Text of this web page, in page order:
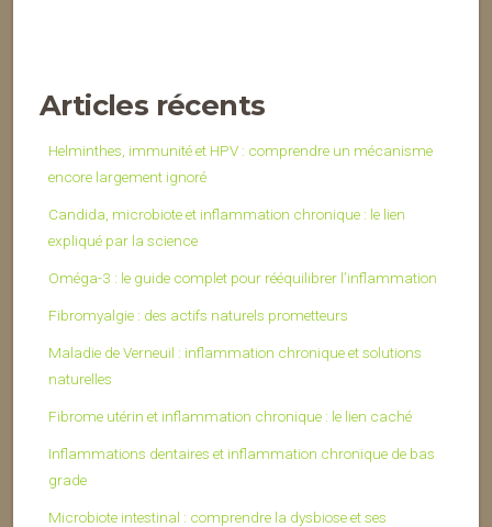
Articles récents
Helminthes, immunité et HPV : comprendre un mécanisme
encore largement ignoré
Candida, microbiote et inflammation chronique : le lien
expliqué par la science
Oméga-3 : le guide complet pour rééquilibrer l’inflammation
Fibromyalgie : des actifs naturels prometteurs
Maladie de Verneuil : inflammation chronique et solutions
naturelles
Fibrome utérin et inflammation chronique : le lien caché
Inflammations dentaires et inflammation chronique de bas
grade
Microbiote intestinal : comprendre la dysbiose et ses